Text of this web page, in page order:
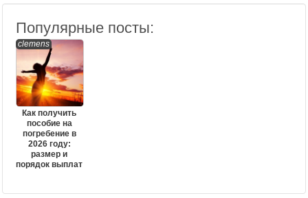
Популярные посты:
clemens
Как получить
пособие на
погребение в
2026 году:
размер и
порядок выплат